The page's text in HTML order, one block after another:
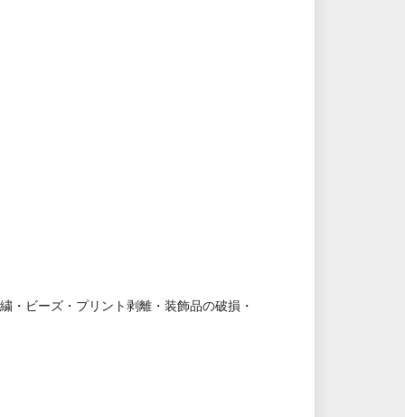
・ビーズ・プリント剥離・装飾品の破損・